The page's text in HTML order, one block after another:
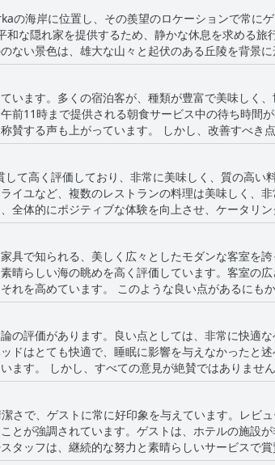
の海岸に位置し、その羨望のロケーションで常に
な隠れ家を提供するため、静かな休息を求める旅
ない景色は、雄大な山々と起伏のある丘陵を背景
景色
ていますが、商業的な喧騒から離れているため、
接していることは、魅力をさらに高め、レストラ
arka」は、贅沢さと北西チュニジアの自然の素晴
います。多くの宿泊客が、種類が豊富で美味しく
前11時まで提供される朝食サービス中の待ち時間
、改善すべき点も指摘されています。朝食は種
と感じる宿泊客もおり、乳製品、シリアル、ドラ
、期待に応えるにはもっと種類が必要だと指摘す
朝食に対する全体
に完全に一致させるためには改善が必要な点もあ
て高く評価しており、非常に美味しく、質の高い
イユなど、複数のレストランの料理は美味しく、
全体的にポジティブな体験を向上させ、ケータリ
。一部の宿泊客はディナービュッフェの種類がも
客は料理が一貫して完璧で、美味しく、素晴らし
タッフが体験に良い影響を与えていることを示し
らないというコメントも時折あります。ウェーブ
しており、品質が控えめである場合もあると述べていま
感じたり、オムレツやパンケーキを作るのにオリ
ディナーの選択肢が限られているというコメント
ストランの料理に例え、食事体験を滞在の注目す
で知られる、美しく広々としたモダンな客室を誇
晴らしい海の眺めを高く評価しています。客室の
もかかわらず、アイロン台とアイロ
というレビューもいくつかあります。ベッドの快
。また、客室間の騒音が、一部のゲストの全体的
いました。 ロビーを含む共用エリアも、趣味の良い内装
キーピングスタッフは、客室を清潔で魅力的な状
快適な宿泊施設、そして勤勉なスタッフの組み合
の評価があります。良い点としては、非常に快適
はとても快適で、睡眠に影響を与えなかったと述
ドが柔らかすぎ
古くて使い古されたマットレスの記述があり、騒
ならなかったレビュー担当者もいました。これら
いと感じる人もいる可能性があることを示唆していま
ッドを高く評価するでしょうが、寝具の質が一貫
さで、ゲストに常に好印象を与えています。レビ
とが強調されています。ゲストは、ホテルの施設
タッフは、継続的な努力と素晴らしいサービスで